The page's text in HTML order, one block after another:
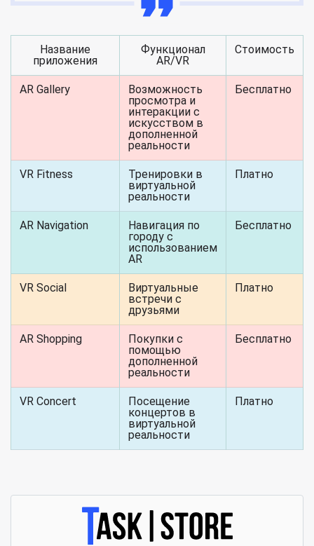
Название
приложения
Функционал
AR/VR
Стоимость
AR Gallery
Возможность
просмотра и
интеракции с
искусством в
дополненной
реальности
Бесплатно
VR Fitness
Тренировки в
виртуальной
реальности
Платно
AR Navigation
Навигация по
городу с
использованием
AR
Бесплатно
VR Social
Виртуальные
встречи с
друзьями
Платно
AR Shopping
Покупки с
помощью
дополненной
реальности
Бесплатно
VR Concert
Посещение
концертов в
виртуальной
реальности
Платно